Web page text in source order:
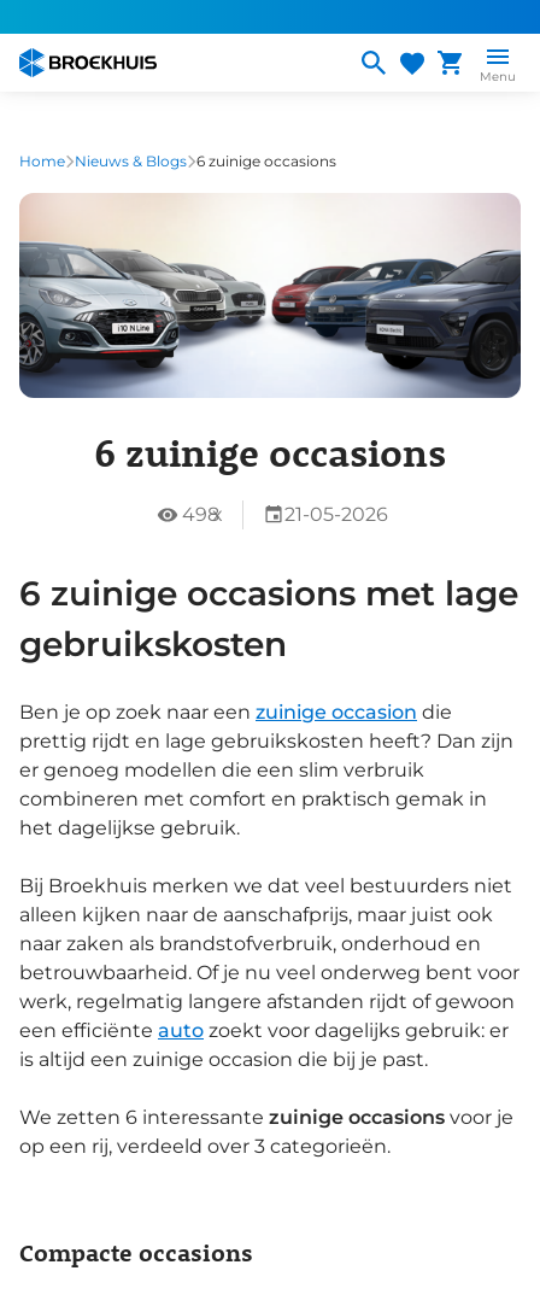
naar
gaan
Menu
Home Nieuws & Blogs 6 zuinige occasions
6 zuinige occasions
498x 21-05-2026
6 zuinige occasions met lage
gebruikskosten
Ben je op zoek naar een zuinige occasion die
prettig rijdt en lage gebruikskosten heeft? Dan zijn
er genoeg modellen die een slim verbruik
combineren met comfort en praktisch gemak in
het dagelijkse gebruik.
Bij Broekhuis merken we dat veel bestuurders niet
alleen kijken naar de aanschafprijs, maar juist ook
naar zaken als brandstofverbruik, onderhoud en
betrouwbaarheid. Of je nu veel onderweg bent voor
werk, regelmatig langere afstanden rijdt of gewoon
een efficiënte auto zoekt voor dagelijks gebruik: er
is altijd een zuinige occasion die bij je past.
We zetten 6 interessante zuinige occasions voor je
op een rij, verdeeld over 3 categorieën.
Compacte occasions